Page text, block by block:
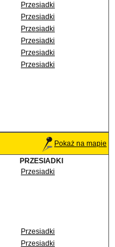
Przesiadki
Przesiadki
Przesiadki
Przesiadki
Przesiadki
Przesiadki
Pokaż na mapie
PRZESIADKI
Przesiadki
Przesiadki
Przesiadki